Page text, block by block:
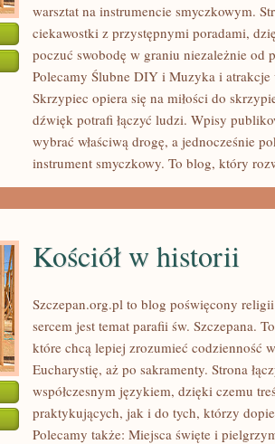
warsztat na instrumencie smyczkowym.
ciekawostki z przystępnymi poradami,
poczuć swobodę w graniu niezależnie od
Polecamy Ślubne DIY i Muzyka i atrakcje
Skrzypiec opiera się na miłości do
dźwięk potrafi łączyć ludzi. Wpisy
wybrać właściwą drogę, a jednocześnie
instrument smyczkowy. To blog, który
Kościół w historii
Szczepan.org.pl to blog poświęcony
sercem jest temat parafii św. Szczepana.
które chcą lepiej zrozumieć codzienność
Eucharystię, aż po sakramenty. Strona
współczesnym językiem, dzięki czemu
praktykujących, jak i do tych, którzy
Polecamy także: Miejsca święte i